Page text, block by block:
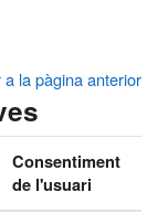
a la pàgina anterior
Consentiment
de l'usuari